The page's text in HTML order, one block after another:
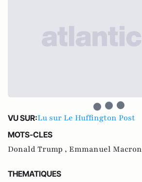
VU SUR:Lu sur Le Huffington Post
MOTS-CLES
Donald Trump , Emmanuel Macron
THEMATIQUES